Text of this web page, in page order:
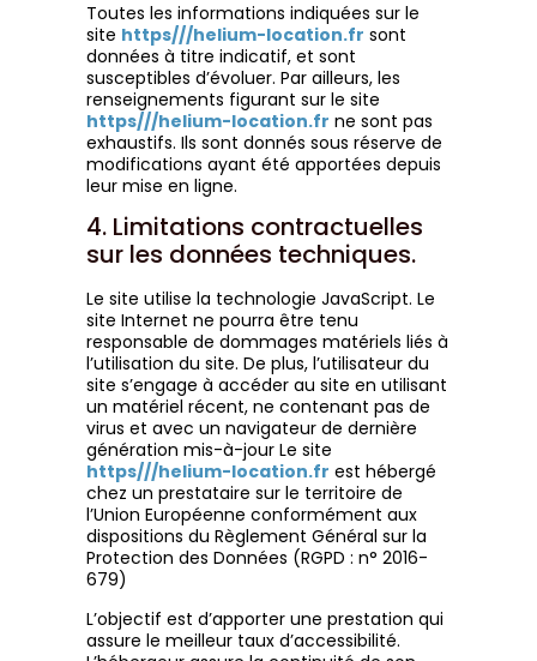
Toutes les informations indiquées sur le
site https///helium-location.fr sont
données à titre indicatif, et sont
susceptibles d’évoluer. Par ailleurs, les
renseignements figurant sur le site
https///helium-location.fr ne sont pas
exhaustifs. Ils sont donnés sous réserve de
modifications ayant été apportées depuis
leur mise en ligne.
4. Limitations contractuelles
sur les données techniques.
Le site utilise la technologie JavaScript. Le
site Internet ne pourra être tenu
responsable de dommages matériels liés à
l’utilisation du site. De plus, l’utilisateur du
site s’engage à accéder au site en utilisant
un matériel récent, ne contenant pas de
virus et avec un navigateur de dernière
génération mis-à-jour Le site
https///helium-location.fr est hébergé
chez un prestataire sur le territoire de
l’Union Européenne conformément aux
dispositions du Règlement Général sur la
Protection des Données (RGPD : n° 2016-
679)
L’objectif est d’apporter une prestation qui
assure le meilleur taux d’accessibilité.